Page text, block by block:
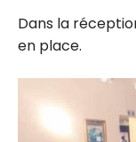
Dans la
en place.